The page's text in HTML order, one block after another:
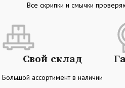
Все скрипки и смычки
Свой склад
Большой ассортимент в наличии